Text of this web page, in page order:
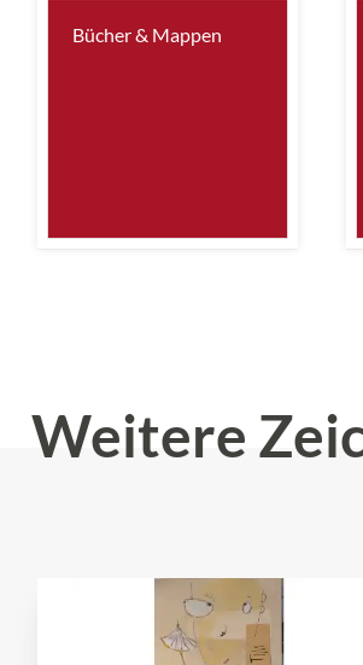
Bücher & Mappen
Weitere